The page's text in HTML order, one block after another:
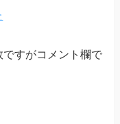
すがコメント欄で